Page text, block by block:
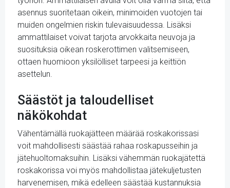
asennus suoritetaan oikein, minimoiden vuotojen tai
muiden ongelmien riskin tulevaisuudessa. Lisäksi
ammattilaiset voivat tarjota arvokkaita neuvoja ja
suosituksia oikean roskerottimen valitsemiseen,
ottaen huomioon yksilölliset tarpeesi ja keittiön
asettelun.
Säästöt ja taloudelliset
näkökohdat
Vähentämällä ruokajätteen määrää roskakorissasi
voit mahdollisesti säästää rahaa roskapusseihin ja
jätehuoltomaksuihin. Lisäksi vähemmän ruokajätettä
roskakorissa voi myös mahdollistaa jätekuljetusten
harvenemisen, mikä edelleen säästää kustannuksia